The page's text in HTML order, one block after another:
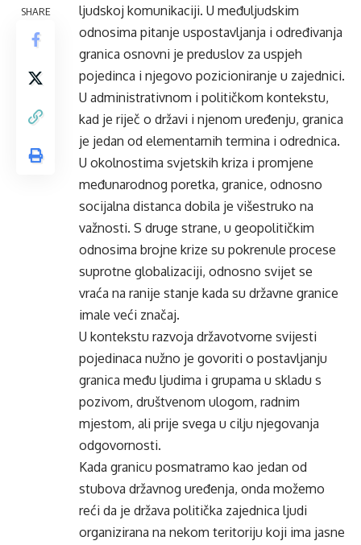
SHARE
ljudskoj komunikaciji. U međuljudskim
odnosima pitanje uspostavljanja i određivanja
granica osnovni je preduslov za uspjeh
pojedinca i njegovo pozicioniranje u zajednici.
U administrativnom i političkom kontekstu,
kad je riječ o državi i njenom uređenju, granica
je jedan od elementarnih termina i odrednica.
U okolnostima svjetskih kriza i promjene
međunarodnog poretka, granice, odnosno
socijalna distanca dobila je višestruko na
važnosti. S druge strane, u geopolitičkim
odnosima brojne krize su pokrenule procese
suprotne globalizaciji, odnosno svijet se
vraća na ranije stanje kada su državne granice
imale veći značaj.
U kontekstu razvoja državotvorne svijesti
pojedinaca nužno je govoriti o postavljanju
granica među ljudima i grupama u skladu s
pozivom, društvenom ulogom, radnim
mjestom, ali prije svega u cilju njegovanja
odgovornosti.
Kada granicu posmatramo kao jedan od
stubova državnog uređenja, onda možemo
reći da je država politička zajednica ljudi
organizirana na nekom teritoriju koji ima jasne